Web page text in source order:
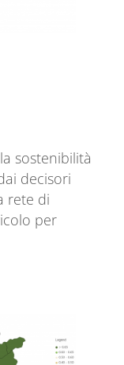
sostenibilità
decisori
rete di
per